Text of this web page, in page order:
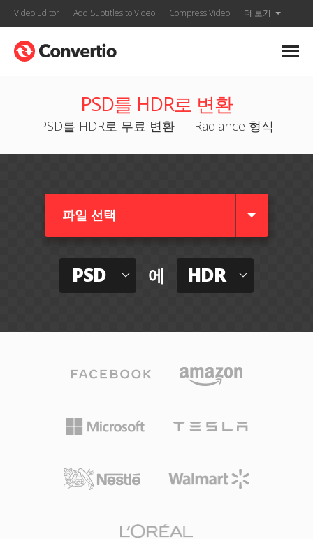
Video Editor Add Subtitles to Video Compress Video 더 보기
PSD를 HDR로 변환
PSD를 HDR로 무료 변환 — Radiance 형식
파일 선택
PSD 에 HDR